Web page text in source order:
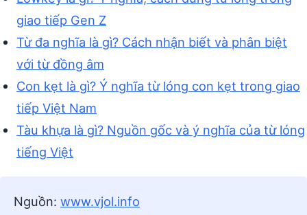
giao tiếp Gen Z
Từ đa nghĩa là gì? Cách nhận biết và phân biệt
với từ đồng âm
Con kẹt là gì? Ý nghĩa từ lóng con kẹt trong giao
tiếp Việt Nam
Tàu khựa là gì? Nguồn gốc và ý nghĩa của từ lóng
tiếng Việt
Nguồn: www.vjol.info